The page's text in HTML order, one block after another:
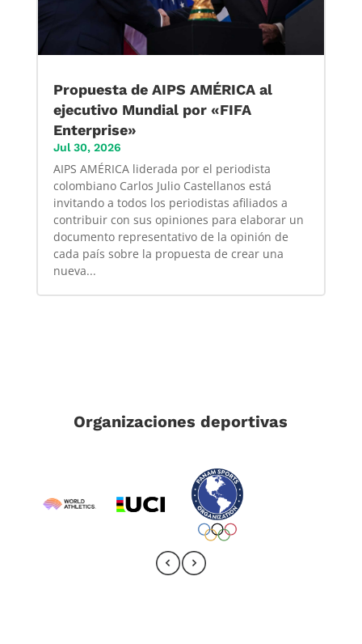
Propuesta de AIPS AMÉRICA al
ejecutivo Mundial por «FIFA
Enterprise»
Jul 30, 2026
AIPS AMÉRICA liderada por el periodista
colombiano Carlos Julio Castellanos está
invitando a todos los periodistas afiliados a
contribuir con sus opiniones para elaborar un
documento representativo de la opinión de
cada país sobre la propuesta de crear una
nueva...
Organizaciones deportivas